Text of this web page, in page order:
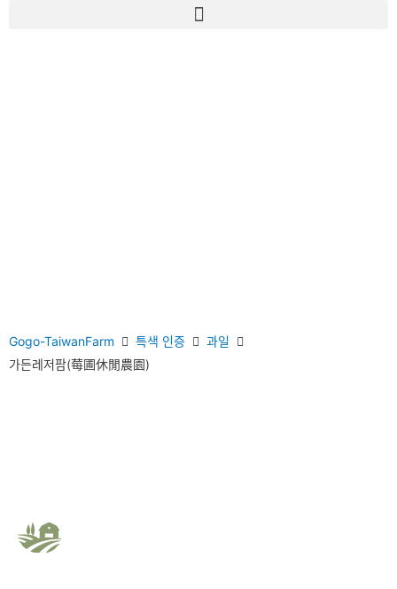
Gogo-TaiwanFarm 특색 인증
과일
가든레저팜(莓圃休閒農園)